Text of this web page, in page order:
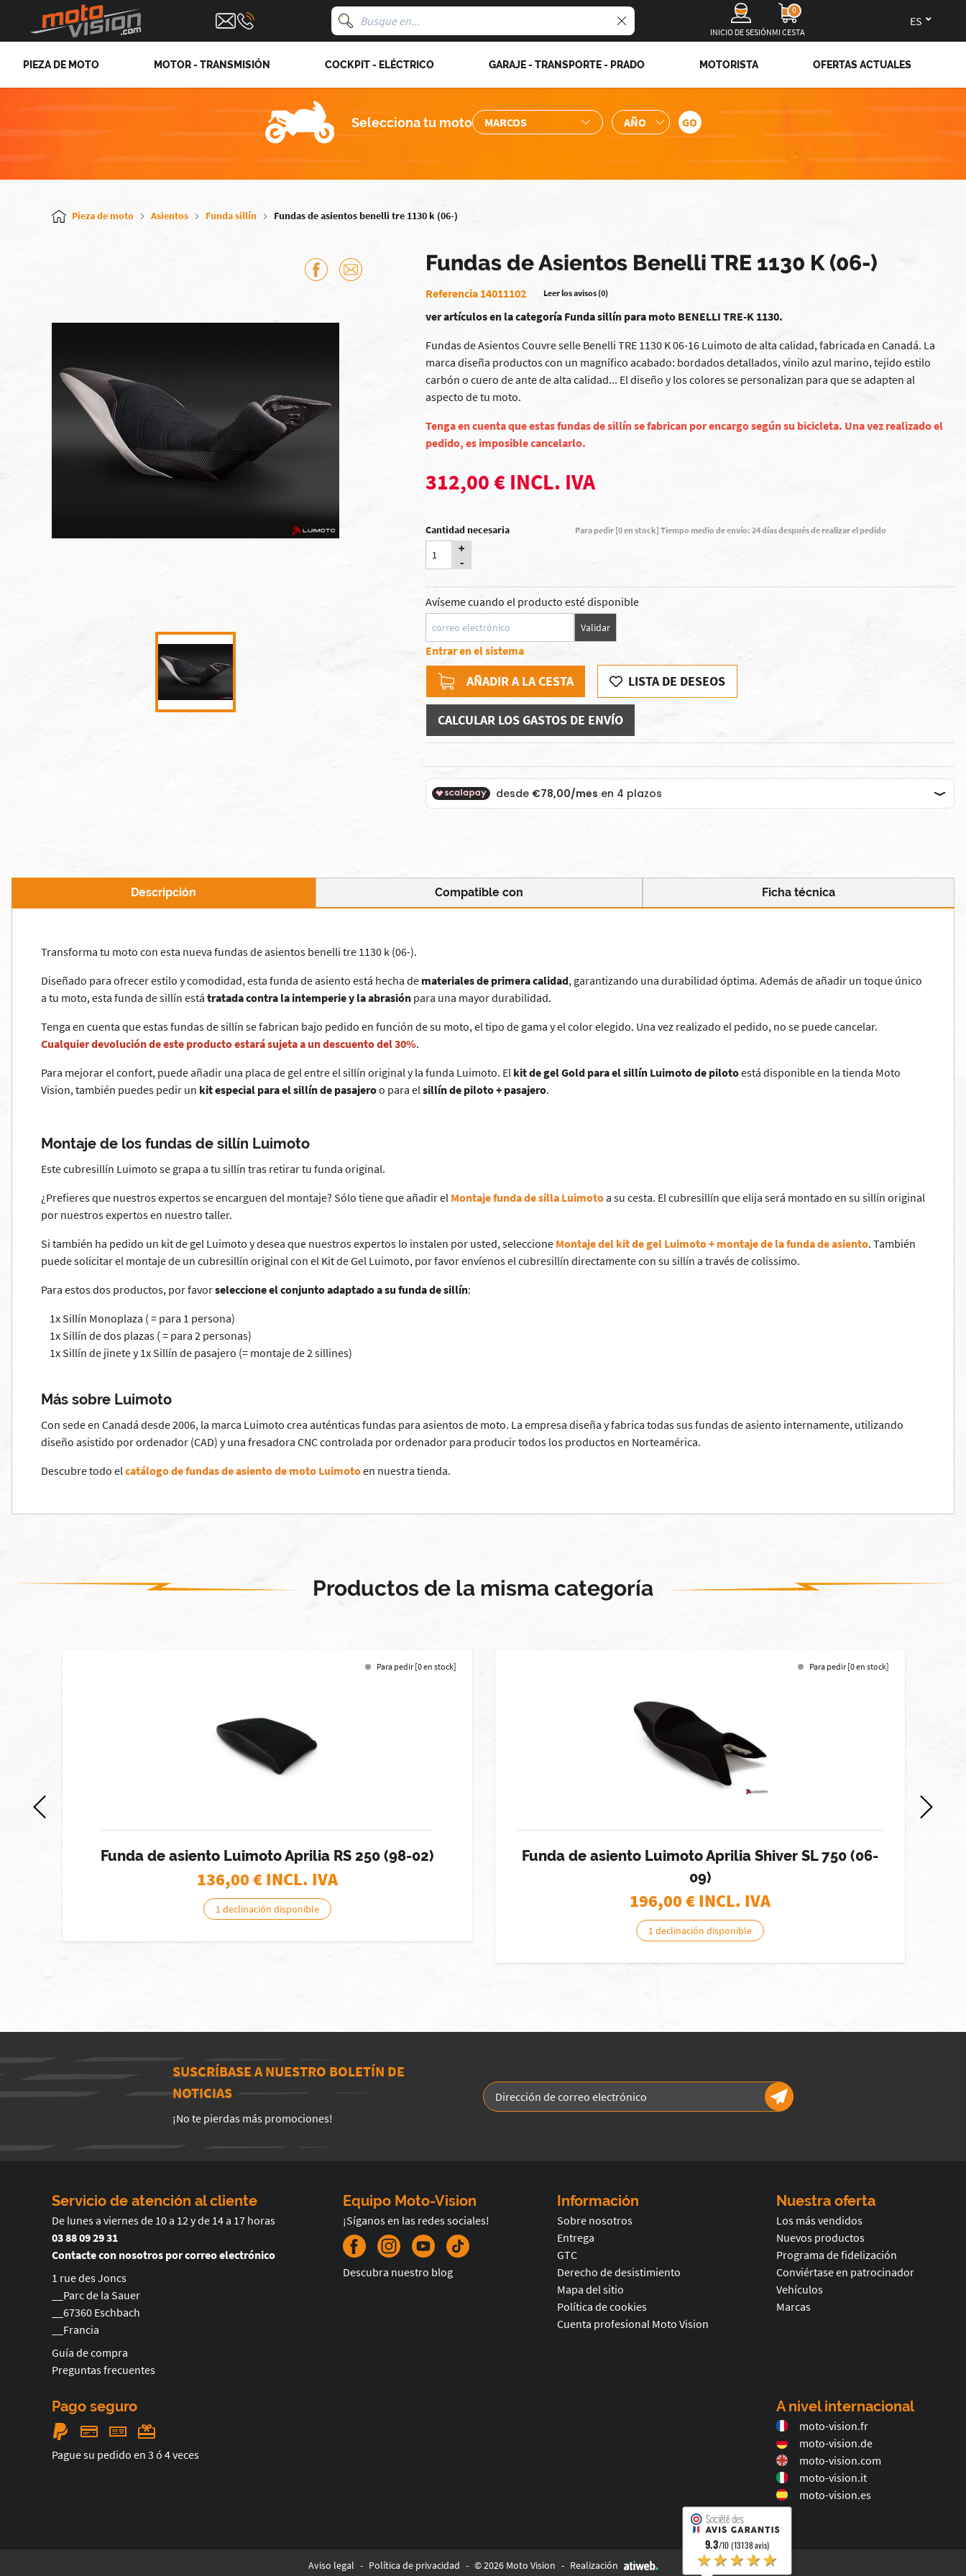
INICIO DE SESIÓN
0
MI CESTA
PIEZA DE MOTO MOTOR - TRANSMISIÓN COCKPIT - ELÉCTRICO GARAJE - TRANSPORTE - PRADO MOTORISTA OFERTAS ACTUALES
Selecciona tu moto
Pieza de moto Asientos Funda sillín Fundas de asientos benelli tre 1130 k (06-)
Fundas de Asientos Benelli TRE 1130 K (06-)
Referencia 14011102 Leer los avisos (0)
ver artículos en la categoría Funda sillín para moto BENELLI TRE-K 1130.
Fundas de Asientos Couvre selle Benelli TRE 1130 K 06-16 Luimoto de alta calidad, fabricada en Canadá. La
marca diseña productos con un magnífico acabado: bordados detallados, vinilo azul marino, tejido estilo
carbón o cuero de ante de alta calidad... El diseño y los colores se personalizan para que se adapten al
aspecto de tu moto.
Tenga en cuenta que estas fundas de sillín se fabrican por encargo según su bicicleta. Una vez realizado el
pedido, es imposible cancelarlo.
312,00 € INCL. IVA
Cantidad necesaria
+
-
Para pedir [0 en stock] Tiempo medio de envío: 24 días después de realizar el pedido
Avíseme cuando el producto esté disponible
Validar
Entrar en el sistema
AÑADIR A LA CESTA LISTA DE DESEOS
CALCULAR LOS GASTOS DE ENVÍO
Descripción Compatible con Ficha técnica
Transforma tu moto con esta nueva fundas de asientos benelli tre 1130 k (06-).
Diseñado para ofrecer estilo y comodidad, esta funda de asiento está hecha de materiales de primera calidad, garantizando una durabilidad óptima. Además de añadir un toque único
a tu moto, esta funda de sillín está tratada contra la intemperie y la abrasión para una mayor durabilidad.
Tenga en cuenta que estas fundas de sillín se fabrican bajo pedido en función de su moto, el tipo de gama y el color elegido. Una vez realizado el pedido, no se puede cancelar.
Cualquier devolución de este producto estará sujeta a un descuento del 30%.
Para mejorar el confort, puede añadir una placa de gel entre el sillín original y la funda Luimoto. El kit de gel Gold para el sillín Luimoto de pilotoestá disponible en la tienda Moto
Vision, también puedes pedir un kit especial para el sillín de pasajeroo para elsillín de piloto + pasajero.
Montaje de los fundas de sillín Luimoto
Este cubresillín Luimoto se grapa a tu sillín tras retirar tu funda original.
¿Prefieres que nuestros expertos se encarguen del montaje? Sólo tiene que añadir el Montaje funda de silla Luimotoa su cesta. El cubresillín que elija será montado en su sillín original
por nuestros expertos en nuestro taller.
Si también ha pedido un kit de gel Luimoto y desea que nuestros expertos lo instalen por usted, seleccione Montaje del kit de gel Luimoto + montaje de la funda de asiento. También
puede solicitar el montaje de un cubresillín original con el Kit de Gel Luimoto, por favor envíenos el cubresillín directamente con su sillín a través de colissimo.
Para estos dos productos, por favorseleccione el conjunto adaptado a su funda de sillín:
1x Sillín Monoplaza ( = para 1 persona)
1x Sillín de dos plazas ( = para 2 personas)
1x Sillín de jinete y 1x Sillín de pasajero (= montaje de 2 sillines)
Más sobre Luimoto
Con sede en Canadá desde 2006, la marca Luimoto crea auténticas fundas para asientos de moto. La empresa diseña y fabrica todas sus fundas de asiento internamente, utilizando
diseño asistido por ordenador (CAD) y una fresadora CNC controlada por ordenador para producir todos los productos en Norteamérica.
Descubre todo elcatálogo de fundas de asiento de moto Luimotoen nuestra tienda.
Productos de la misma categoría
Para pedir [0 en stock]
Funda de asiento Luimoto Aprilia RS 250 (98-02)
136,00€ INCL. IVA
1 declinación disponible
Para pedir [0 en stock]
Funda de asiento Luimoto Aprilia Shiver SL 750 (06-
09)
196,00€ INCL. IVA
1 declinación disponible
SUSCRÍBASE A NUESTRO BOLETÍN DE
NOTICIAS
¡No te pierdas más promociones!
Servicio de atención al cliente
De lunes a viernes de 10 a 12 y de 14 a 17 horas
03 88 09 29 31
Contacte con nosotros por correo electrónico
1 rue des Joncs
__Parc de la Sauer
__67360 Eschbach
__Francia
Guía de compra
Preguntas frecuentes
Equipo Moto-Vision
¡Síganos en las redes sociales!
Descubra nuestro blog
Información
Sobre nosotros
Entrega
GTC
Derecho de desistimiento
Mapa del sitio
Política de cookies
Cuenta profesional Moto Vision
Nuestra oferta
Los más vendidos
Nuevos productos
Programa de fidelización
Conviértase en patrocinador
Vehículos
Marcas
Pago seguro
Pague su pedido en 3 ó 4 veces
A nivel internacional
moto-vision.fr
moto-vision.de
moto-vision.com
moto-vision.it
moto-vision.es
Aviso legal - Política de privacidad - © 2026 Moto Vision - Realización
9.3/10 (13138 avis)
★★★★★